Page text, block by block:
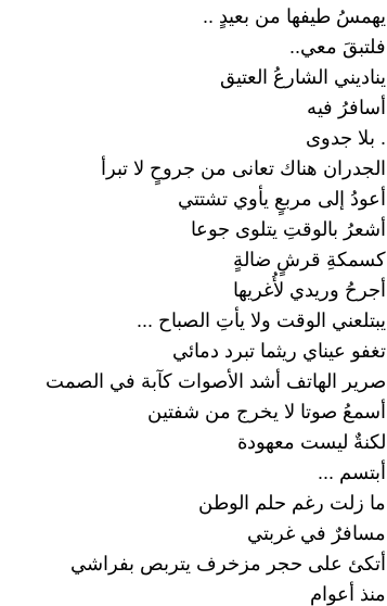
يهمسُ طيفها من بعيدٍ ..
فلتبقَ معي..
يناديني الشارعُ العتيق
أسافرُ فيه
. بلا جدوى
الجدران هناك تعانى من جروحٍ لا تبرأ
أعودُ إلى مربعٍ يأوي تشتتي
أشعرُ بالوقتِ يتلوى جوعا
كسمكةِ قرشٍ ضالةٍ
أجرحُ وريدي لأُغريها
يبتلعني الوقت ولا يأتِ الصباح ...
تغفو عيناي ريثما تبرد دمائي
صرير الهاتف أشد الأصوات كآبة في الصمت
أسمعُ صوتا لا يخرج من شفتين
لكنةٌ ليست معهودة
أبتسم ...
ما زلت رغم حلم الوطن
مسافرٌ في غربتي
أتكئ على حجر مزخرف يتربص بفراشي
منذ أعوام